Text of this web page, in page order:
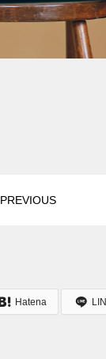
PREVIOUS
Hatena